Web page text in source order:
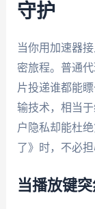
守护
当你用加速器
密旅程。普通
片投递谁都能
输技术，相当
户隐私却能杜
了》时，不必
当播放键